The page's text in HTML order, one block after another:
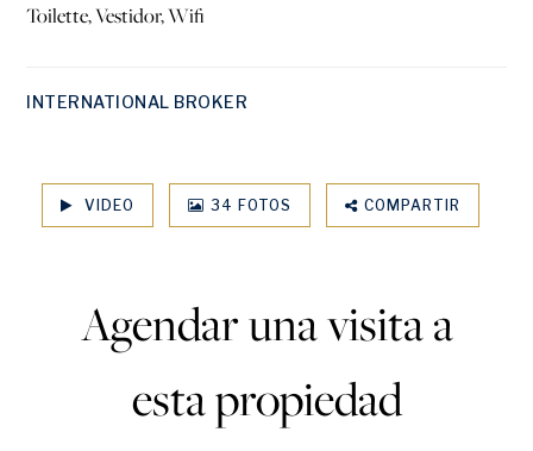
Toilette, Vestidor, Wifi
INTERNATIONAL BROKER
VIDEO 34 FOTOS COMPARTIR
Agendar una visita a
esta propiedad